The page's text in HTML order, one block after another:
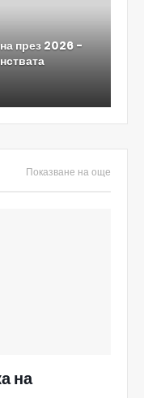
през 2026 -
Показване на още
на